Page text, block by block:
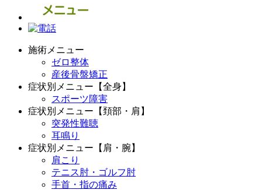
施術メニュー
ゼロ整体
産後骨盤矯正
症状別メニュー【全身】
スポーツ障害
症状別メニュー【頚部・肩】
突発性難聴
耳鳴り
症状別メニュー【肩・腕】
肩こり
テニス肘・ゴルフ肘
手首・指の痛み